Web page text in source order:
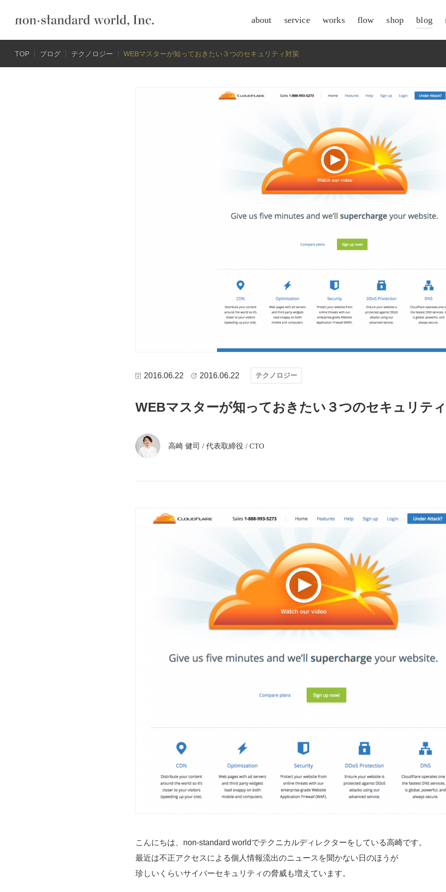
about
csr
service works flow shop blog
TOP ブログ テクノロジー WEBマスターが知っておきたい３つのセキュリティ対策
2016.06.22 2016.06.22 テクノロジー
WEBマスターが知っておきたい３つのセキュリテ
高崎 健司 / 代表取締役 / CTO
こんにちは、non-standard worldでテクニカルディレクターをしている高崎です。
最近は不正アクセスによる個人情報流出のニュースを聞かない日のほうが
珍しいくらいサイバーセキュリティの脅威も増えています。